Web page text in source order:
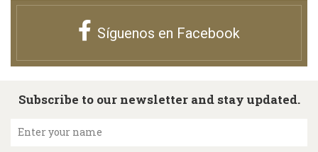
Síguenos en Facebook
Subscribe to our newsletter and stay updated.
Enter your name